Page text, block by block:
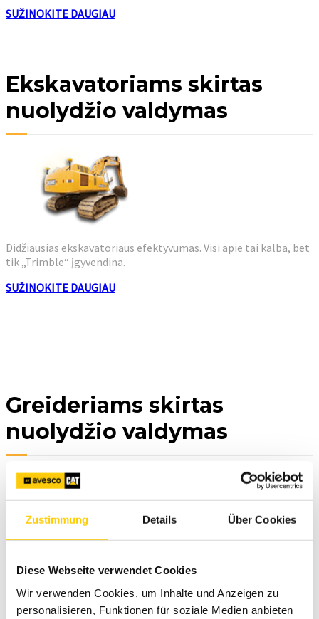
Zustimmung Details Über Cookies
Diese Webseite verwendet Cookies
Wir verwenden Cookies, um Inhalte und Anzeigen zu
personalisieren, Funktionen für soziale Medien anbieten
SUŽINOKITE DAUGIAU
Ekskavatoriams skirtas
nuolydžio valdymas
Didžiausias ekskavatoriaus efektyvumas. Visi apie tai kalba, bet
tik „Trimble“ įgyvendina.
SUŽINOKITE DAUGIAU
Greideriams skirtas
nuolydžio valdymas
Paskleiskite medžiagą greičiau milimetrų tikslumu. Greideryje
ir padidinti pelną.